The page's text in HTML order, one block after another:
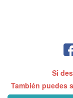
Si
También puedes